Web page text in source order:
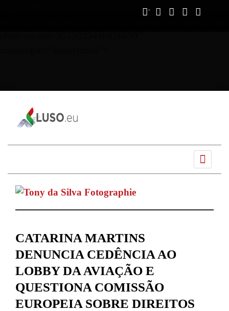
CATARINA MARTINS
DENUNCIA CEDÊNCIA AO
LOBBY DA AVIAÇÃO E
QUESTIONA COMISSÃO
EUROPEIA SOBRE DIREITOS
Ano
Mês
Próximo
Próximo